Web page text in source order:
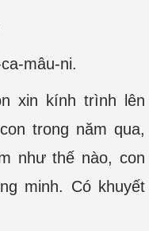
mâu-ni.
xin kính trình lên
trong năm qua,
như thế nào, con
minh. Có khuyết